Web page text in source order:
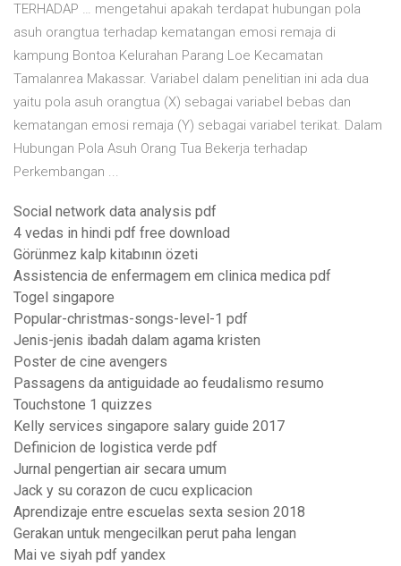
TERHADAP … mengetahui apakah terdapat hubungan pola
asuh orangtua terhadap kematangan emosi remaja di
kampung Bontoa Kelurahan Parang Loe Kecamatan
Tamalanrea Makassar. Variabel dalam penelitian ini ada dua
yaitu pola asuh orangtua (X) sebagai variabel bebas dan
kematangan emosi remaja (Y) sebagai variabel terikat. Dalam
Hubungan Pola Asuh Orang Tua Bekerja terhadap
Perkembangan ...
Social network data analysis pdf
4 vedas in hindi pdf free download
Görünmez kalp kitabının özeti
Assistencia de enfermagem em clinica medica pdf
Togel singapore
Popular-christmas-songs-level-1 pdf
Jenis-jenis ibadah dalam agama kristen
Poster de cine avengers
Passagens da antiguidade ao feudalismo resumo
Touchstone 1 quizzes
Kelly services singapore salary guide 2017
Definicion de logistica verde pdf
Jurnal pengertian air secara umum
Jack y su corazon de cucu explicacion
Aprendizaje entre escuelas sexta sesion 2018
Gerakan untuk mengecilkan perut paha lengan
Mai ve siyah pdf yandex